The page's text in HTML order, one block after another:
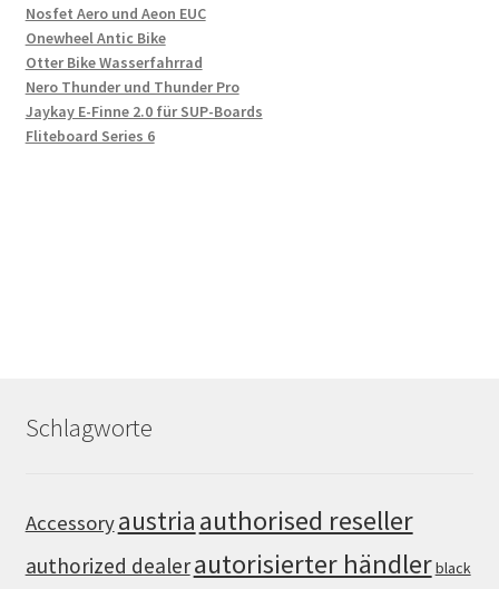
Nosfet Aero und Aeon EUC
Onewheel Antic Bike
Otter Bike Wasserfahrrad
Nero Thunder und Thunder Pro
Jaykay E-Finne 2.0 für SUP-Boards
Fliteboard Series 6
Schlagworte
Accessoryaustria authorised reseller
authorized dealerautorisierter händlerblack